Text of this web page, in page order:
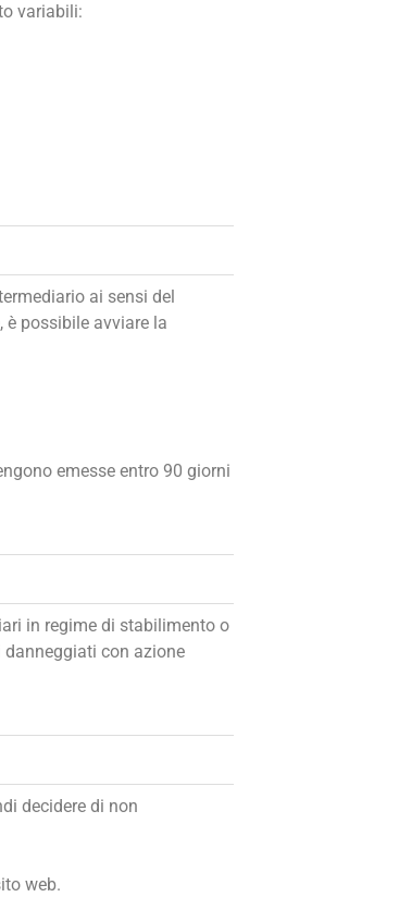
variabili:
ai sensi del
possibile avviare la
emesse entro 90 giorni
in regime di stabilimento o
danneggiati con azione
decidere di non
web.